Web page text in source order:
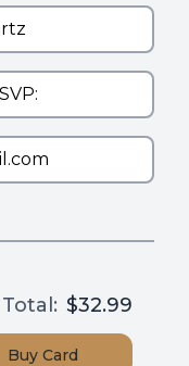
Total: $32.99
BuyCard